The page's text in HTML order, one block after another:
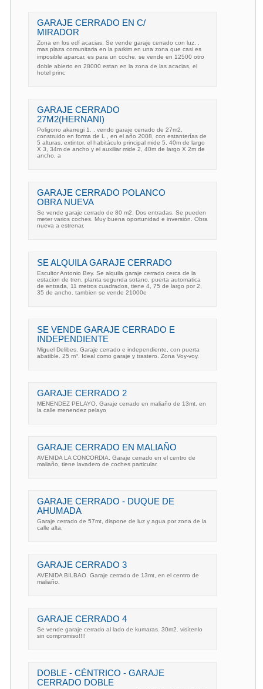
GARAJE CERRADO EN C/
MIRADOR
Zona en los edf acacias. Se vende garaje cerrado con luz. .
mas plaza comunitaria en la parkim en una zona que casi es
imposible aparcar, es para un coche, se vende en 12500 otro
doble abierto en 28000 estan en la zona de las acacias, el
hotel princ
GARAJE CERRADO
27M2(HERNANI)
Poligono akarregi 1. . vendo garaje cerrado de 27m2,
construido en forma de L , en el año 2008, con estanterías de
5 alturas, extintor, el habitáculo principal mide 5, 40m de largo
X 3, 34m de ancho y el auxiliar mide 2, 40m de largo X 2m de
ancho, a
GARAJE CERRADO POLANCO
OBRA NUEVA
Se vende garaje cerrado de 80 m2. Dos entradas. Se pueden
meter varios coches. Muy buena oportunidad e inversión. Obra
nueva a estrenar.
SE ALQUILA GARAJE CERRADO
Escultor Antonio Bey. Se alquila garaje cerrado cerca de la
estacion de tren, planta segunda sotano, puerta automatica
de entrada, 11 metros cuadrados, tiene 4, 75 de largo por 2,
35 de ancho. tambien se vende 21000e
SE VENDE GARAJE CERRADO E
INDEPENDIENTE
Miguel Delibes. Garaje cerrado e independiente, con puerta
abatible. 25 mº. Ideal como garaje y trastero. Zona Voy-voy.
GARAJE CERRADO 2
MENENDEZ PELAYO. Garaje cerrado en maliaño de 13mt. en
la calle menendez pelayo
GARAJE CERRADO EN MALIAÑO
AVENIDA LA CONCORDIA. Garaje cerrado en el centro de
maliaño, tiene lavadero de coches particular.
GARAJE CERRADO - DUQUE DE
AHUMADA
Garaje cerrado de 57mt, dispone de luz y agua por zona de la
calle alta.
GARAJE CERRADO 3
AVENIDA BILBAO. Garaje cerrado de 13mt, en el centro de
maliaño.
GARAJE CERRADO 4
Se vende garaje cerrado al lado de kumaras. 30m2. visítenlo
sin compromiso!!!!
DOBLE - CÉNTRICO - GARAJE
CERRADO DOBLE